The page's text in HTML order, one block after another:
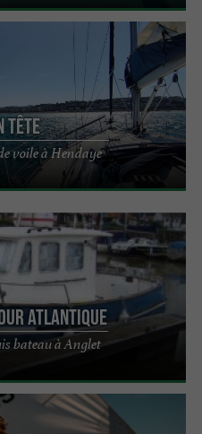
Tête
voile à Hendaye
Atlantique
bateau à Anglet